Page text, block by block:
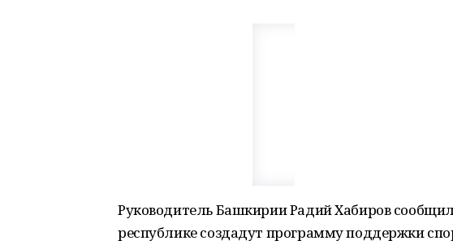
Руководитель Башкирии Радий Хабиров
республике создадут программу поддержки